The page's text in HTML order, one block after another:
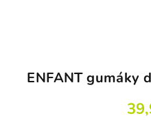
ENFANT gumáky